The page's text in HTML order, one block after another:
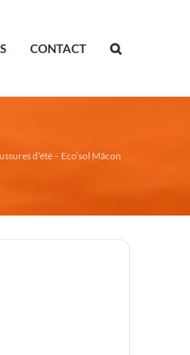
CONTACT
d’été – Eco’sol Mâcon